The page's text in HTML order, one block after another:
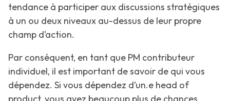
tendance à participer aux discussions stratégiques
à un ou deux niveaux au-dessus de leur propre
champ d’action.
Par conséquent, en tant que PM contributeur
individuel, il est important de savoir de qui vous
dépendez. Si vous dépendez d’un.e head of